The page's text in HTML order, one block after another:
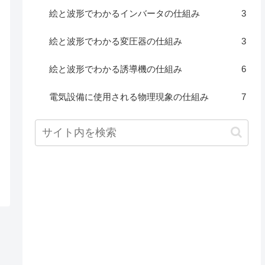
絵と波形でわかるインバータの仕組み 3
絵と波形でわかる変圧器の仕組み 3
絵と波形でわかる誘導機の仕組み 6
電気設備に使用される物理現象の仕組み 7